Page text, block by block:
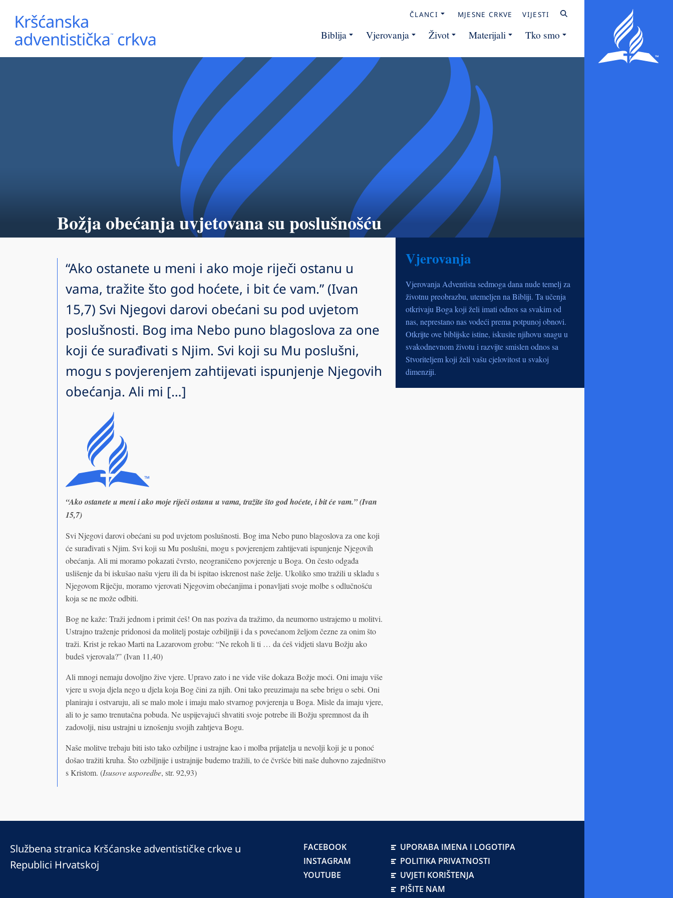
ČLANCI MJESNE CRKVE VIJESTI
Biblija Vjerovanja Život Materijali Tko smo
Božja obećanja uvjetovana su poslušnošću
“Ako ostanete u meni i ako moje riječi ostanu u
vama, tražite što god hoćete, i bit će vam.” (Ivan
15,7) Svi Njegovi darovi obećani su pod uvjetom
poslušnosti. Bog ima Nebo puno blagoslova za one
koji će surađivati s Njim. Svi koji su Mu poslušni,
mogu s povjerenjem zahtijevati ispunjenje Njegovih
obećanja. Ali mi […]
“Ako ostanete u meni i ako moje riječi ostanu u vama, tražite što god hoćete, i bit će vam.” (Ivan
15,7)
Svi Njegovi darovi obećani su pod uvjetom poslušnosti. Bog ima Nebo puno blagoslova za one koji
će surađivati s Njim. Svi koji su Mu poslušni, mogu s povjerenjem zahtijevati ispunjenje Njegovih
obećanja. Ali mi moramo pokazati čvrsto, neograničeno povjerenje u Boga. On često odgađa
uslišenje da bi iskušao našu vjeru ili da bi ispitao iskrenost naše želje. Ukoliko smo tražili u skladu s
Njegovom Riječju, moramo vjerovati Njegovim obećanjima i ponavljati svoje molbe s odlučnošću
koja se ne može odbiti.
Bog ne kaže: Traži jednom i primit ćeš! On nas poziva da tražimo, da neumorno ustrajemo u molitvi.
Ustrajno traženje pridonosi da molitelj postaje ozbiljniji i da s povećanom željom čezne za onim što
traži. Krist je rekao Marti na Lazarovom grobu: “Ne rekoh li ti … da ćeš vidjeti slavu Božju ako
budeš vjerovala?” (Ivan 11,40)
Ali mnogi nemaju dovoljno žive vjere. Upravo zato i ne vide više dokaza Božje moći. Oni imaju više
vjere u svoja djela nego u djela koja Bog čini za njih. Oni tako preuzimaju na sebe brigu o sebi. Oni
planiraju i ostvaruju, ali se malo mole i imaju malo stvarnog povjerenja u Boga. Misle da imaju vjere,
ali to je samo trenutačna pobuda. Ne uspijevajući shvatiti svoje potrebe ili Božju spremnost da ih
zadovolji, nisu ustrajni u iznošenju svojih zahtjeva Bogu.
Naše molitve trebaju biti isto tako ozbiljne i ustrajne kao i molba prijatelja u nevolji koji je u ponoć
došao tražiti kruha. Što ozbiljnije i ustrajnije budemo tražili, to će čvršće biti naše duhovno zajedništvo
s Kristom. (Isusove usporedbe, str. 92,93)
Vjerovanja
Vjerovanja Adventista sedmoga dana nude temelj za
životnu preobrazbu, utemeljen na Bibliji. Ta učenja
otkrivaju Boga koji želi imati odnos sa svakim od
nas, neprestano nas vodeći prema potpunoj obnovi.
Otkrijte ove biblijske istine, iskusite njihovu snagu u
svakodnevnom životu i razvijte smislen odnos sa
Stvoriteljem koji želi vašu cjelovitost u svakoj
dimenziji.
Službena stranica Kršćanske adventističke crkve u
Republici Hrvatskoj
FACEBOOK
INSTAGRAM
YOUTUBE
UPORABA IMENA I LOGOTIPA
POLITIKA PRIVATNOSTI
UVJETI KORIŠTENJA
PIŠITE NAM